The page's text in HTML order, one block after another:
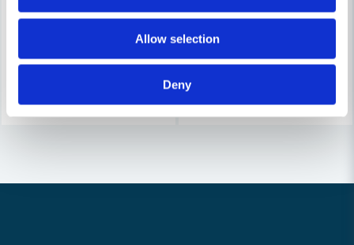
Allow selection
Deny
141 kr
Leveranstid ifrån leverantör ca
7-10 arbetsdagar
149 kr
Leveranstid ifrån leverantör ca
7-10 arbetsdagar